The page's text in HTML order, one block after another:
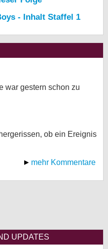
- Inhalt Staffel 1
war gestern schon zu
ob ein Ereignis
mehr Kommentare
UPDATES